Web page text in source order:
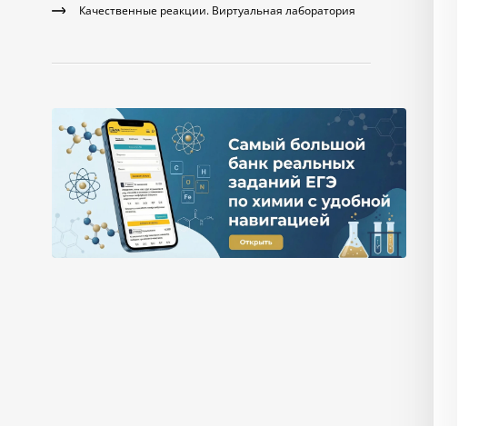
Качественные реакции. Виртуальная лаборатория